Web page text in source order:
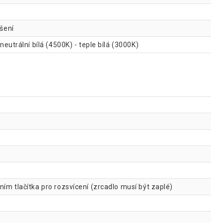
bílá (4500K) - teple bílá (3000K)
tlačítka pro rozsvícení (zrcadlo musí být zaplé)